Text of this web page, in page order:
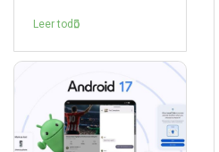
Leer todo